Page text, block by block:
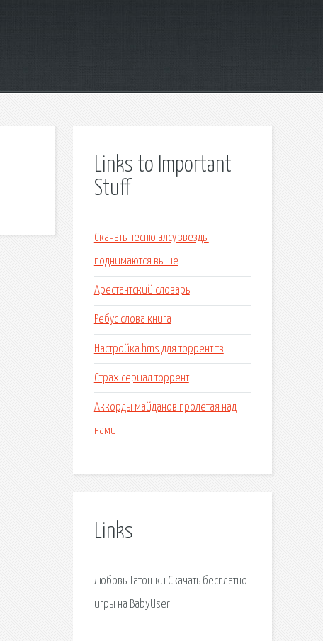
Links to Important
Stuff
Скачать песню алсу звезды
поднимаются выше
Арестантский словарь
Ребус слова книга
Настройка hms для торрент тв
Страх сериал торрент
Аккорды майданов пролетая над
нами
Links
Любовь Татошки Скачать бесплатно
игры на BabyUser.